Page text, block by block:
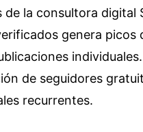
la consultora digital
genera picos
de seguidores
recurrentes.